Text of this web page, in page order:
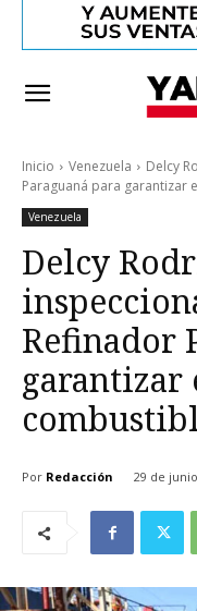
Inicio Venezuela
Delcy
Paraguaná para garantizar
Venezuela
Delcy
Refinador
garantizar
Por Redacción 29 de